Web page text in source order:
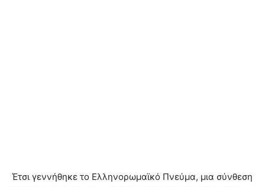
Έτσι γεννήθηκε το Ελληνορωμαϊκό Πνεύμα, μια σύνθεση